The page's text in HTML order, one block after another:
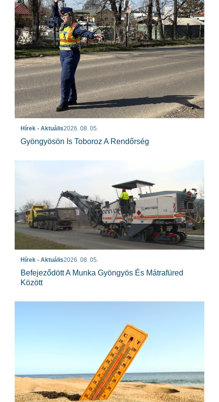
Hírek - Aktuális2026. 08. 05.
Gyöngyösön Is Toboroz A Rendőrség
Hírek - Aktuális2026. 08. 05.
Befejeződött A Munka Gyöngyös És Mátrafüred
Között